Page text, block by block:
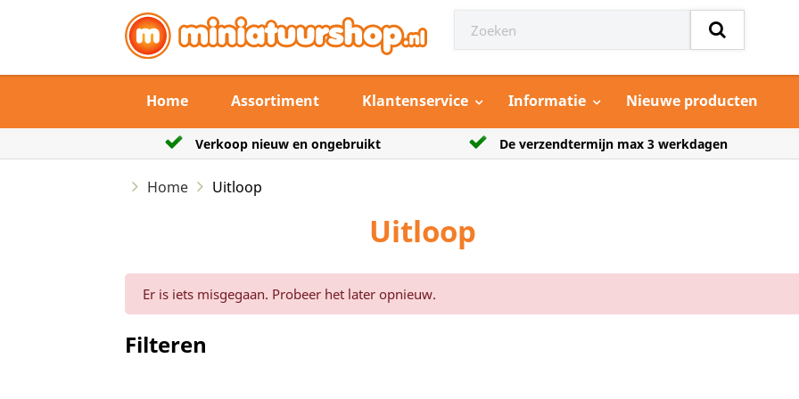
Home Assortiment Klantenservice Informatie Nieuwe producten
De verzendtermijn max 3 werkdagen Grootste aanbod model auto’s
Home Uitloop
Uitloop
Er is iets misgegaan. Probeer het later opnieuw.
Filteren